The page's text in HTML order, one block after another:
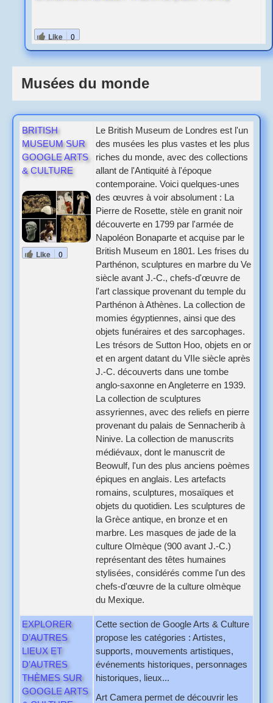
Like 0
Musées du monde
BRITISH
MUSEUM SUR
GOOGLE ARTS
& CULTURE
Like 0
Le British Museum de Londres est l'un
des musées les plus vastes et les plus
riches du monde, avec des collections
allant de l'Antiquité à l'époque
contemporaine. Voici quelques-unes
des œuvres à voir absolument : La
Pierre de Rosette, stèle en granit noir
découverte en 1799 par l'armée de
Napoléon Bonaparte et acquise par le
British Museum en 1801. Les frises du
Parthénon, sculptures en marbre du Ve
siècle avant J.-C., chefs-d'œuvre de
l'art classique provenant du temple du
Parthénon à Athènes. La collection de
momies égyptiennes, ainsi que des
objets funéraires et des sarcophages.
Les trésors de Sutton Hoo, objets en or
et en argent datant du VIIe siècle après
J.-C. découverts dans une tombe
anglo-saxonne en Angleterre en 1939.
La collection de sculptures
assyriennes, avec des reliefs en pierre
provenant du palais de Sennacherib à
Ninive. La collection de manuscrits
médiévaux, dont le manuscrit de
Beowulf, l'un des plus anciens poèmes
épiques en anglais. Les artefacts
romains, sculptures, mosaïques et
objets du quotidien. Les sculptures de
la Grèce antique, en bronze et en
marbre. Les masques de jade de la
culture Olmèque (900 avant J.-C.)
représentant des têtes humaines
stylisées, considérés comme l'un des
chefs-d'œuvre de la culture olmèque
du Mexique.
EXPLORER
D’AUTRES
LIEUX ET
D’AUTRES
THÈMES SUR
GOOGLE ARTS
Cette section de Google Arts & Culture
propose les catégories : Artistes,
supports, mouvements artistiques,
événements historiques, personnages
historiques, lieux...
Art Camera permet de découvrir les